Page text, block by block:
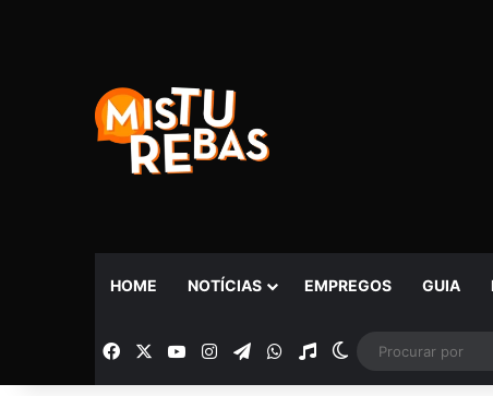
HOME NOTÍCIAS EMPREGOS GUIA
Facebook YouTubeInstagramTelegramWhatsApp
Rádio Switch skin